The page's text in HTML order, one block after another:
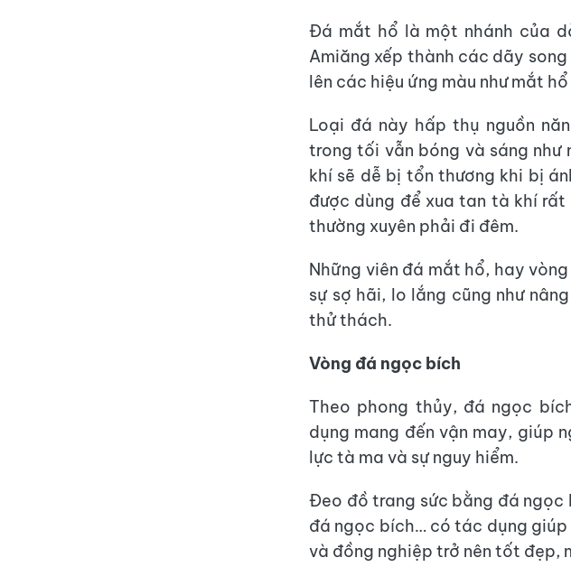
Đá mắt hổ là một nhánh của
Amiăng xếp thành các dãy
lên các hiệu ứng màu như mắt
Loại đá này hấp thụ nguồn
trong tối vẫn bóng và sáng
khí sẽ dễ bị tổn thương khi bị
được dùng để xua tan tà khí
thường xuyên phải đi đêm.
Những viên đá mắt hổ, hay
sự sợ hãi, lo lắng cũng như
thử thách.
Vòng đá ngọc bích
Theo phong thủy, đá ngọc
dụng mang đến vận may, giúp
lực tà ma và sự nguy hiểm.
Đeo đồ trang sức bằng đá ngọc
đá ngọc bích… có tác dụng
và đồng nghiệp trở nên tốt đẹp,